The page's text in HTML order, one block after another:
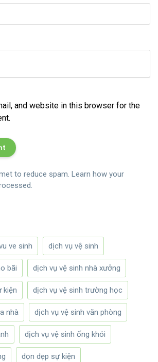
and website in this browser for the
to reduce spam. Learn how your
ve sinh dịch vụ vệ sinh
bãi dịch vụ vệ sinh nhà xưởng
kiện dịch vụ vệ sinh trường học
nhà dịch vụ vệ sinh văn phòng
dịch vụ vệ sinh ống khói
dọn dẹp sự kiện